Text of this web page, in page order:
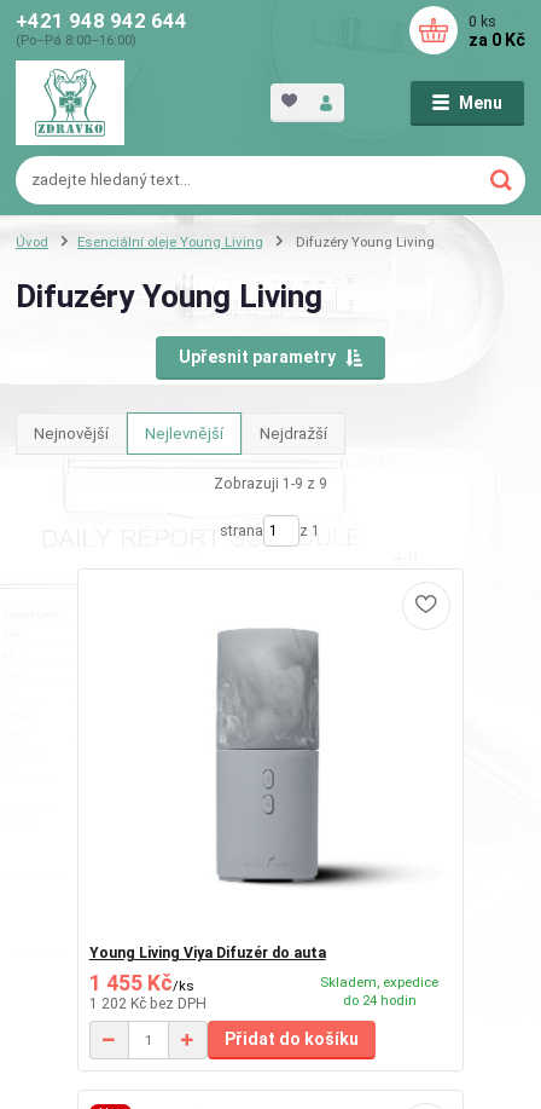
Menu
+421 948 942 644
(Po–Pá 8:00–16:00)
0 ks
za 0 Kč
Úvod Esenciální oleje Young Living Difuzéry Young Living
Difuzéry Young Living
Upřesnit parametry
Nejnovější Nejlevnější Nejdražší
Zobrazuji 1-9 z 9
strana z 1
Young Living Viya Difuzér do auta
1 455 Kč/ks
1 202 Kč bez DPH
Skladem, expedice
do 24 hodin
Přidat do košíku